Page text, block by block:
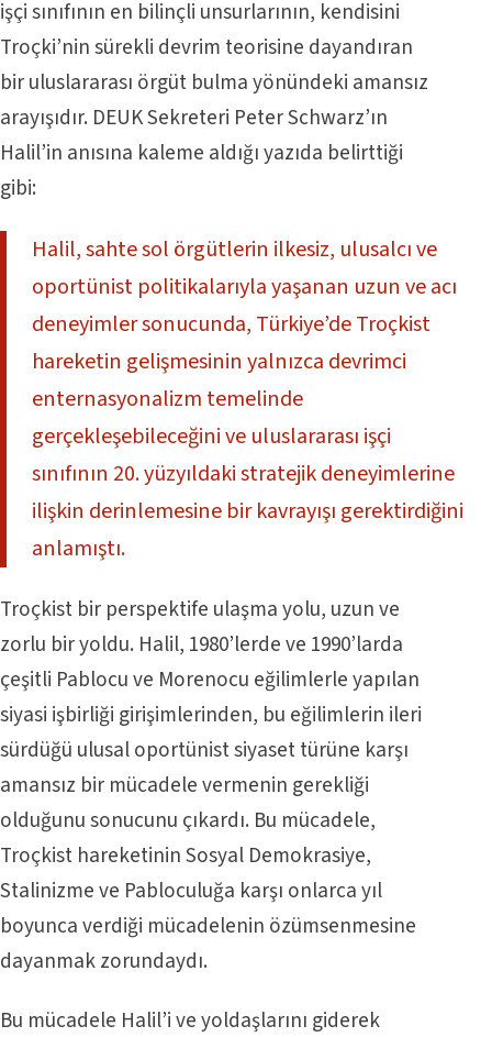
işçi sınıfının en bilinçli unsurlarının, kendisini
Troçki’nin sürekli devrim teorisine dayandıran
bir uluslararası örgüt bulma yönündeki amansız
arayışıdır. DEUK Sekreteri Peter Schwarz’ın
Halil’in anısına kaleme aldığı yazıda belirttiği
gibi:
Halil, sahte sol örgütlerin ilkesiz, ulusalcı ve
oportünist politikalarıyla yaşanan uzun ve acı
deneyimler sonucunda, Türkiye’de Troçkist
hareketin gelişmesinin yalnızca devrimci
enternasyonalizm temelinde
gerçekleşebileceğini ve uluslararası işçi
sınıfının 20. yüzyıldaki stratejik deneyimlerine
ilişkin derinlemesine bir kavrayışı gerektirdiğini
anlamıştı.
Troçkist bir perspektife ulaşma yolu, uzun ve
zorlu bir yoldu. Halil, 1980’lerde ve 1990’larda
çeşitli Pablocu ve Morenocu eğilimlerle yapılan
siyasi işbirliği girişimlerinden, bu eğilimlerin ileri
sürdüğü ulusal oportünist siyaset türüne karşı
amansız bir mücadele vermenin gerekliği
olduğunu sonucunu çıkardı. Bu mücadele,
Troçkist hareketinin Sosyal Demokrasiye,
Stalinizme ve Pabloculuğa karşı onlarca yıl
boyunca verdiği mücadelenin özümsenmesine
dayanmak zorundaydı.
Bu mücadele Halil’i ve yoldaşlarını giderek